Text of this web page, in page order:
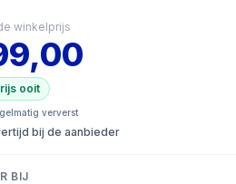
winkelprijs
ooit
ververst
bij de aanbieder
BIJ